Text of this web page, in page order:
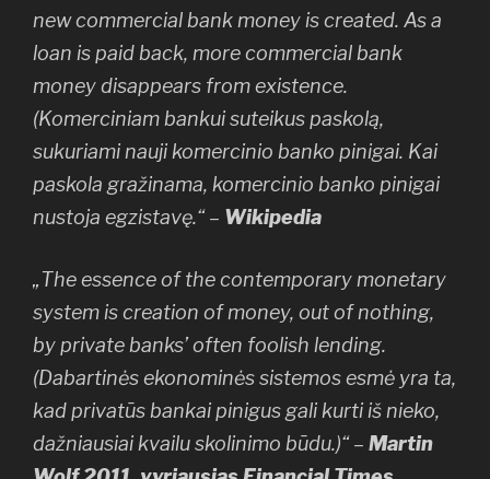
new commercial bank money is created. As a
loan is paid back, more commercial bank
money disappears from existence.
(Komerciniam bankui suteikus paskolą,
sukuriami nauji komercinio banko pinigai. Kai
paskola gražinama, komercinio banko pinigai
nustoja egzistavę.“ – Wikipedia
„The essence of the contemporary monetary
system is creation of money, out of nothing,
by private banks’ often foolish lending.
(Dabartinės ekonominės sistemos esmė yra ta,
kad privatūs bankai pinigus gali kurti iš nieko,
dažniausiai kvailu skolinimo būdu.)“ – Martin